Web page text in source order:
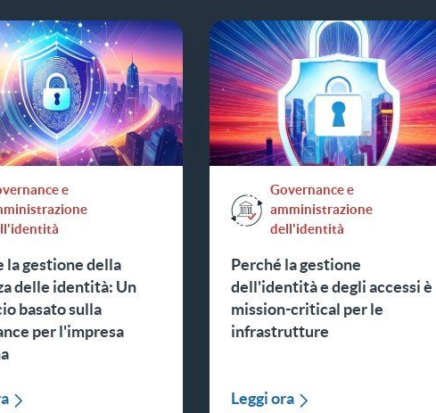
e
la gestione della
delle identità: Un
basato sulla
per l'impresa
Governance e
amministrazione
dell'identità
Perché la gestione
dell'identità e degli accessi è
mission-critical per le
infrastrutture
Leggi ora